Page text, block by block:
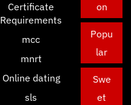
Certificate
Requirements
mcc
mnrt
Online dating
sls
on
Popu
lar
Swe
et